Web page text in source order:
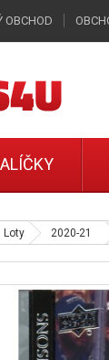
Loty 2020-21
OBCHOD